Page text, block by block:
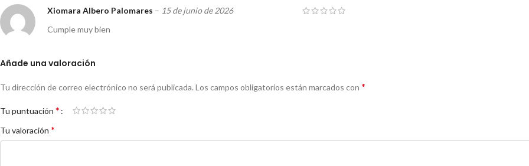
Xiomara Albero Palomares – 15 de junio de 2026
Cumple muy bien
Añade una valoración
Tu dirección de correo electrónico no será publicada. Los campos obligatorios están marcados con *
Tu puntuación *
Tu valoración *